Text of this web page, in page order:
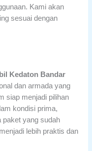
Kami akan
sesuai dengan
Kedaton Bandar
dan armada yang
siap menjadi pilihan
kondisi prima,
paket yang sudah
lebih praktis dan